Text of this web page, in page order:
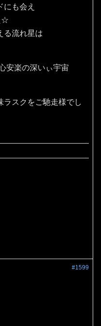
にも会え
☆
る流れ星は
安楽の深いぃ宇宙
ラスクをご馳走様でし
#1599